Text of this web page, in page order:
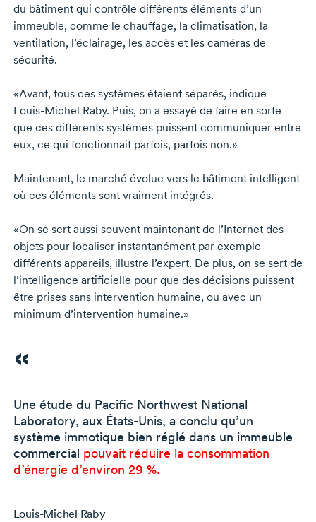
du bâtiment qui contrôle différents éléments d’un
immeuble, comme le chauffage, la climatisation, la
ventilation, l’éclairage, les accès et les caméras de
sécurité.
«Avant, tous ces systèmes étaient séparés, indique
Louis-Michel Raby. Puis, on a essayé de faire en sorte
que ces différents systèmes puissent communiquer entre
eux, ce qui fonctionnait parfois, parfois non.»
Maintenant, le marché évolue vers le bâtiment intelligent
où ces éléments sont vraiment intégrés.
«On se sert aussi souvent maintenant de l’Internet des
objets pour localiser instantanément par exemple
différents appareils, illustre l’expert. De plus, on se sert de
l’intelligence artificielle pour que des décisions puissent
être prises sans intervention humaine, ou avec un
minimum d’intervention humaine.»
Une étude du Pacific Northwest National
Laboratory, aux États-Unis, a conclu qu’un
système immotique bien réglé dans un immeuble
commercial pouvait réduire la consommation
d’énergie d’environ 29 %.
Louis-Michel Raby